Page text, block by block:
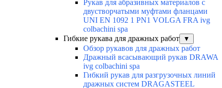
Рукав для абразивных материалов с
двустворчатыми муфтами фланцами
UNI EN 1092 1 PN1 VOLGA FRA ivg
colbachini spa
Гибкие рукава для дражных работ
▼
Обзор рукавов для дражных работ
Дражный всасывающий рукав DRAWA
ivg colbachini spa
Гибкий рукав для разгрузочных линий
дражных систем DRAGASTEEL